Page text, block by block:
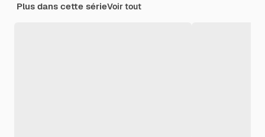
Plus dans cette sérieVoir tout